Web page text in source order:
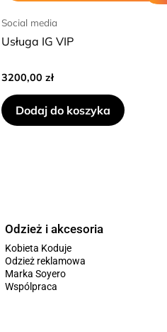
Social media
Usługa IG VIP
3200,00 zł
Dodaj do koszyka
Odzież i akcesoria
Kobieta Koduje
Odzież reklamowa
Marka Soyero
Wspólpraca